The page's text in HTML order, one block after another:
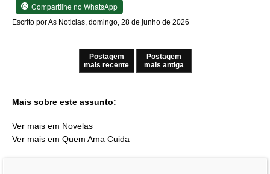
Compartilhe no WhatsApp
Escrito por As Noticias, domingo, 28 de junho de 2026
Postagem
mais recente
Postagem
mais antiga
Mais sobre este assunto:
Ver mais em Novelas
Ver mais em Quem Ama Cuida